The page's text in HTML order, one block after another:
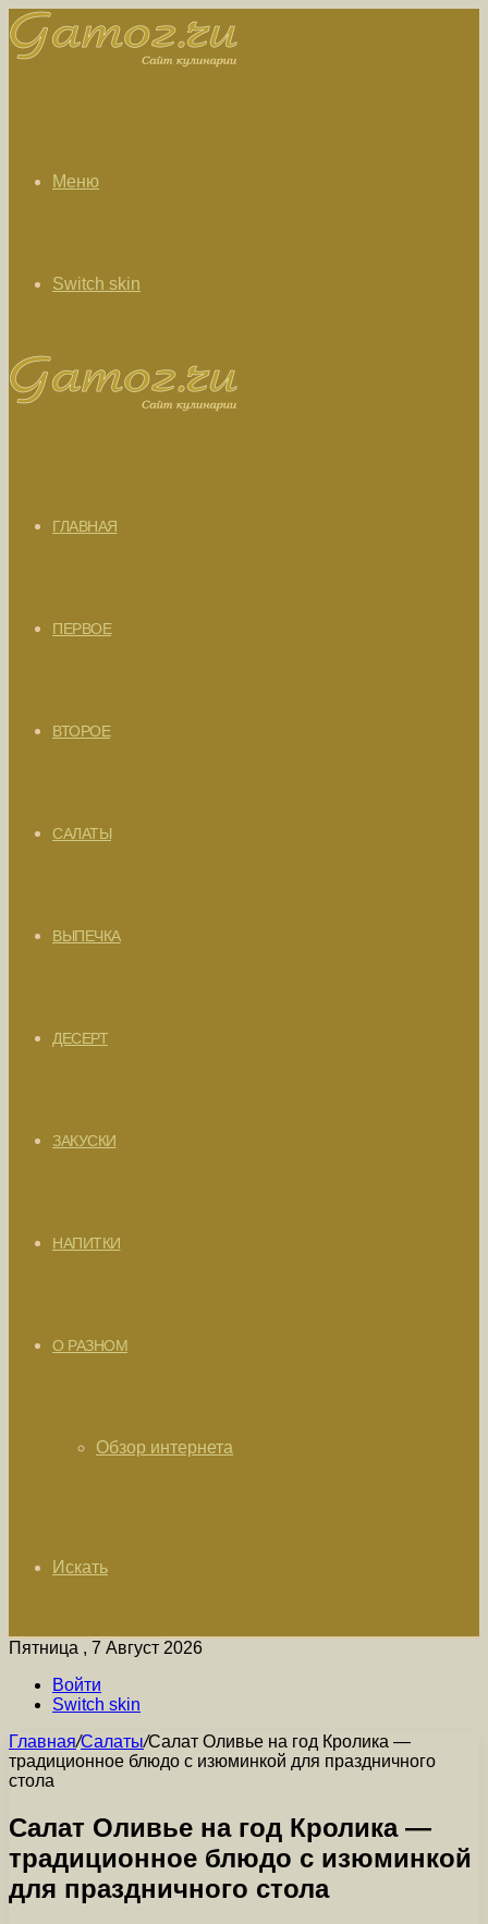
Меню
Switch skin
ГЛАВНАЯ
ПЕРВОЕ
ВТОРОЕ
САЛАТЫ
ВЫПЕЧКА
ДЕСЕРТ
ЗАКУСКИ
НАПИТКИ
О РАЗНОМ
Обзор интернета
Искать
Пятница , 7 Август 2026
Войти
Switch skin
Главная/Салаты/Салат Оливье на год Кролика —
традиционное блюдо с изюминкой для праздничного
стола
Салат Оливье на год Кролика —
традиционное блюдо с изюминкой
для праздничного стола